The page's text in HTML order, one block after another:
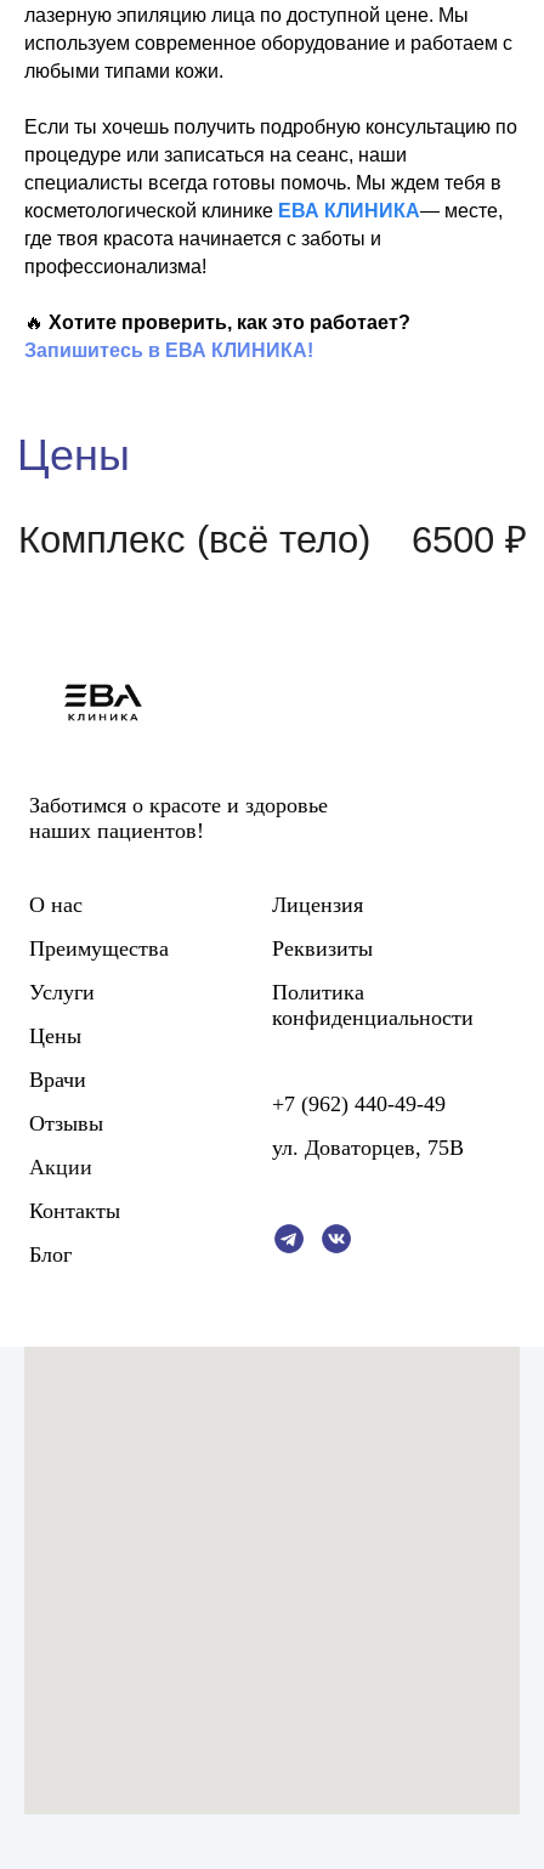
лазерную эпиляцию лица по доступной цене. Мы
используем современное оборудование и работаем с
любыми типами кожи.
Если ты хочешь получить подробную консультацию по
процедуре или записаться на сеанс, наши
специалисты всегда готовы помочь. Мы ждем тебя в
косметологической клинике ЕВА КЛИНИКА— месте,
где твоя красота начинается с заботы и
профессионализма!
🔥 Хотите проверить, как это работает?
Запишитесь в ЕВА КЛИНИКА!
Заботимся о красоте и здоровье
наших пациентов!
О нас
Преимущества
Услуги
Цены
Врачи
Отзывы
Акции
Контакты
Блог
Лицензия
Реквизиты
Политика
конфиденциальности
+7 (962) 440-49-49
ул. Доваторцев, 75В